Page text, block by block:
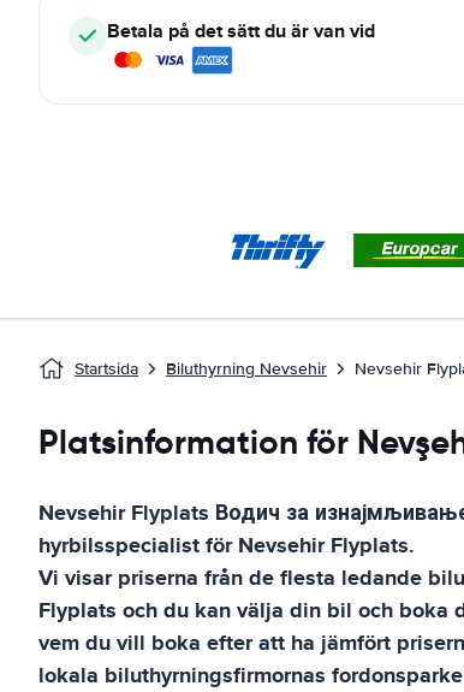
Betala på det sätt du är van vid
Startsida Biluthyrning Nevsehir Nevsehir
Platsinformation för
Nevsehir Flyplats Водич за
hyrbilsspecialist förNevsehir Flyplats.
Vi visar priserna från de flesta ledande
Flyplats och du kan välja din bil och boka
vem du vill boka efter att ha jämfört
lokala biluthyrningsfirmornas